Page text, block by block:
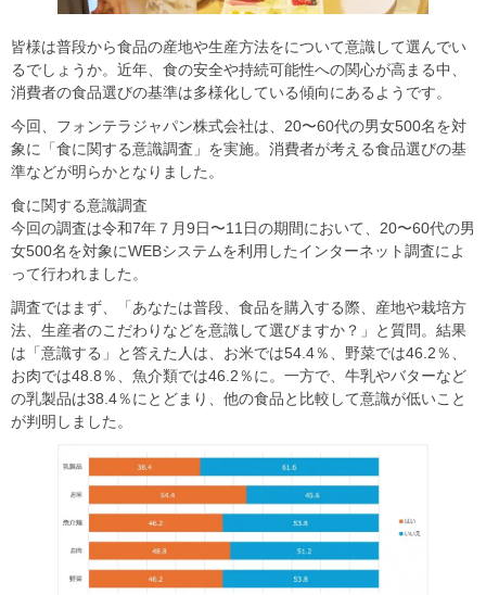
皆様は普段から食品の産地や生産方法をについて意識して選んでい
るでしょうか。近年、⾷の安全や持続可能性への関⼼が⾼まる中、
消費者の⾷品選びの基準は多様化している傾向にあるようです。
今回、フォンテラジャパン株式会社は、20〜60代の男⼥500名を対
象に「⾷に関する意識調査」を実施。消費者が考える⾷品選びの基
準などが明らかとなりました。
⾷に関する意識調査
今回の調査は令和7年７⽉9⽇〜11⽇の期間において、20〜60代の男
⼥500名を対象にWEBシステムを利⽤したインターネット調査によ
って行われました。
調査ではまず、「あなたは普段、⾷品を購⼊する際、産地や栽培⽅
法、⽣産者のこだわりなどを意識して選びますか？」と質問。結果
は「意識する」と答えた⼈は、お⽶では54.4％、野菜では46.2％、
お⾁では48.8％、⿂介類では46.2％に。⼀⽅で、⽜乳やバターなど
の乳製品は38.4％にとどまり、他の⾷品と⽐較して意識が低いこと
が判明しました。